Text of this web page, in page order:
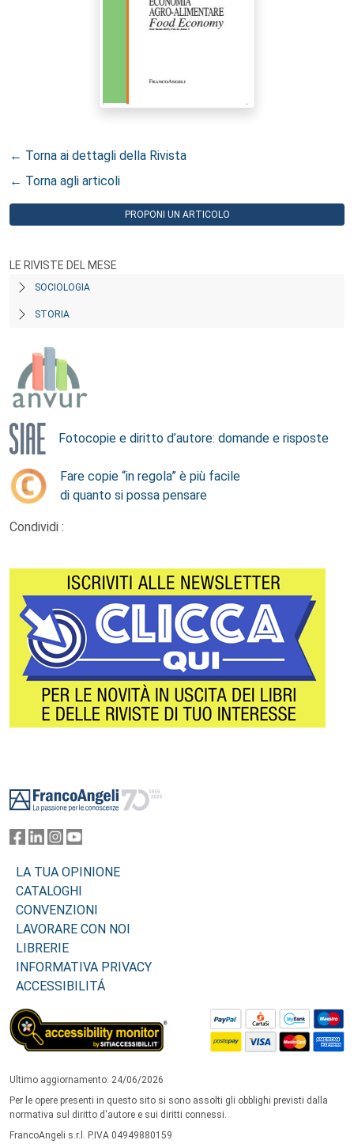
← Torna ai dettagli della Rivista
← Torna agli articoli
PROPONI UN ARTICOLO
LE RIVISTE DEL MESE
SOCIOLOGIA
STORIA
Fotocopie e diritto d’autore: domande e risposte
Fare copie “in regola” è più facile
di quanto si possa pensare
Condividi :
LA TUA OPINIONE
CATALOGHI
CONVENZIONI
LAVORARE CON NOI
LIBRERIE
INFORMATIVA PRIVACY
ACCESSIBILITÁ
Ultimo aggiornamento: 24/06/2026
Per le opere presenti in questo sito si sono assolti gli obblighi previsti dalla
normativa sul diritto d'autore e sui diritti connessi.
FrancoAngeli s.r.l. P.IVA 04949880159